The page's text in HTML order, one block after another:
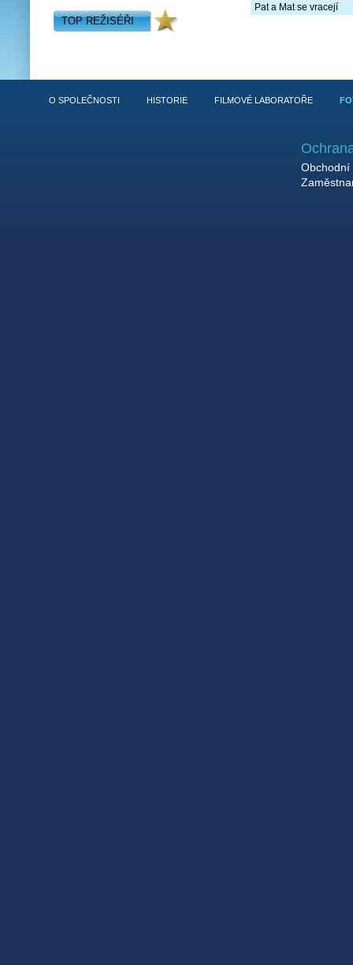
Pat a Mat se vracejí
TOP REŽISÉŘI
O SPOLEČNOSTI HISTORIE FILMOVÉ LABORATOŘE
Obchodní